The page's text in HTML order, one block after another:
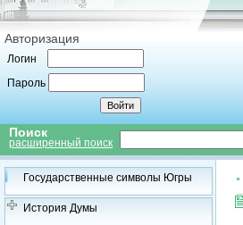
Авторизация
Логин
Пароль
Поиск
расширенный поиск
Государственные символы Югры
История Думы